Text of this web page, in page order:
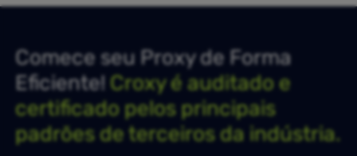
Comece seu Proxy de Forma
Eficiente!Croxy é auditado e
certificado pelos principais
padrões de terceiros da indústria.